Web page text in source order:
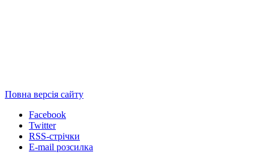
Повна версія сайту
Facebook
Twitter
RSS-стрічки
E-mail розсилка